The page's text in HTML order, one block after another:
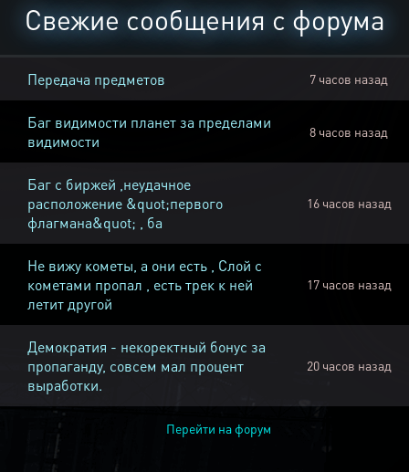
Свежие сообщения с форума
Передача предметов 7 часов назад
Баг видимости планет за пределами
видимости
8 часов назад
Баг с биржей ,неудачное
расположение &quot;первого
флагмана&quot; , ба
16 часов назад
Не вижу кометы, а они есть , Слой с
кометами пропал , есть трек к ней
летит другой
17 часов назад
Демократия - некоректный бонус за
пропаганду, совсем мал процент
выработки.
20 часов назад
Перейти на форум